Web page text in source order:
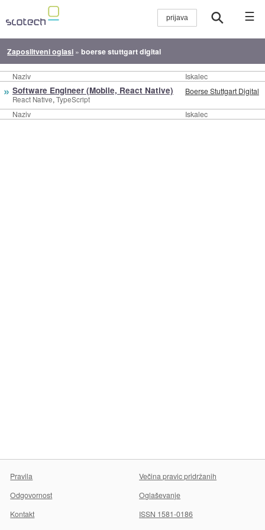
☰
Zaposlitveni oglasi »boerse stuttgart digital
Naziv Iskalec
Naziv Iskalec
» Software Engineer (Mobile, React Native)
React Native, TypeScript
Boerse Stuttgart Digital
Pravila
Večina pravic pridržanih
Odgovornost
Oglaševanje
Kontakt
ISSN 1581-0186